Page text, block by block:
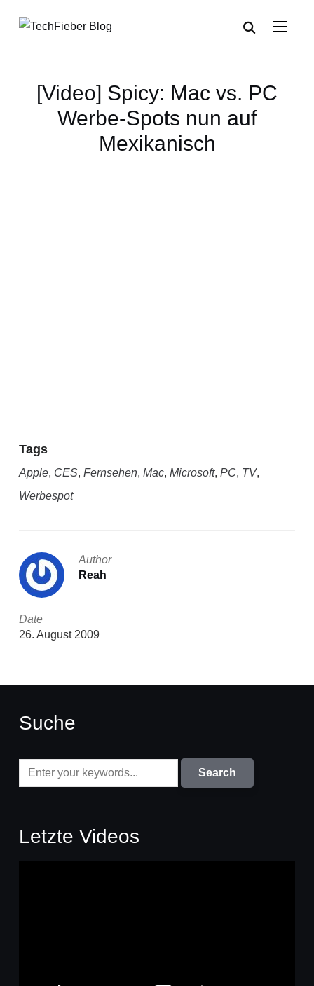
[Video] Spicy: Mac vs. PC
Werbe-Spots nun auf
Mexikanisch
Tags
Apple, CES, Fernsehen, Mac, Microsoft, PC, TV,
Werbespot
Author
Reah
Date
26. August 2009
Suche
Letzte Videos